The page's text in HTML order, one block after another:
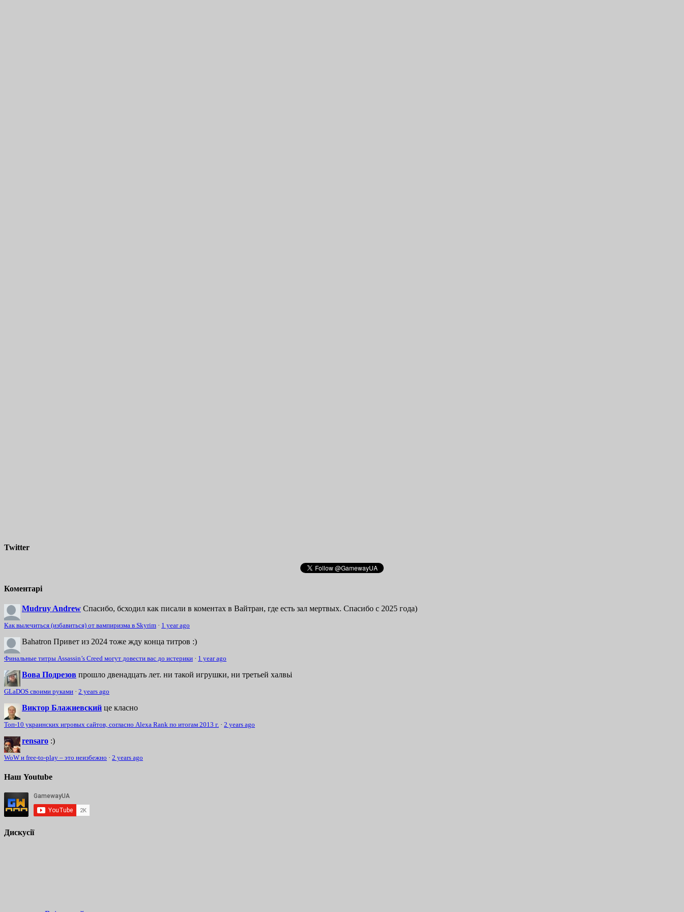
Twitter
Коментарі
Mudruy Andrew Спасибо, бсходил как писали в коментах в Вайтран, где есть зал мертвых. Спасибо с 2025 года)
Как вылечиться (избавиться) от вампиризма в Skyrim · 1 year ago
Bahatron Привет из 2024 тоже жду конца титров :)
Финальные титры Assassin’s Creed могут довести вас до истерики · 1 year ago
Вова Подрезов прошло двенадцать лет. ни такой игрушки, ни третьей халвьі
GLaDOS своими руками · 2 years ago
Виктор Блажиевский це класно
Топ-10 украинских игровых сайтов, согласно Alexa Rank по итогам 2013 г. · 2 years ago
rensaro :)
WoW и free-to-play – это неизбежно · 2 years ago
Наш Youtube
Дискусії